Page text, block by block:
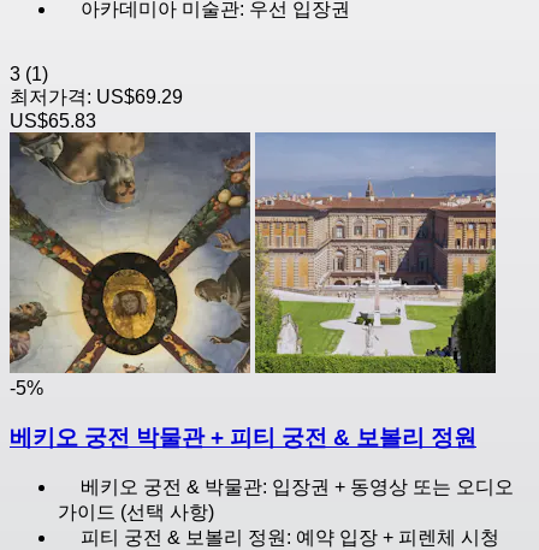
아카데미아 미술관: 우선 입장권
3 (1)
최저가격: US$69.29
US$65.83
-5%
베키오 궁전 박물관 + 피티 궁전 & 보볼리 정원
베키오 궁전 & 박물관: 입장권 + 동영상 또는 오디오
가이드 (선택 사항)
피티 궁전 & 보볼리 정원: 예약 입장 + 피렌체 시청